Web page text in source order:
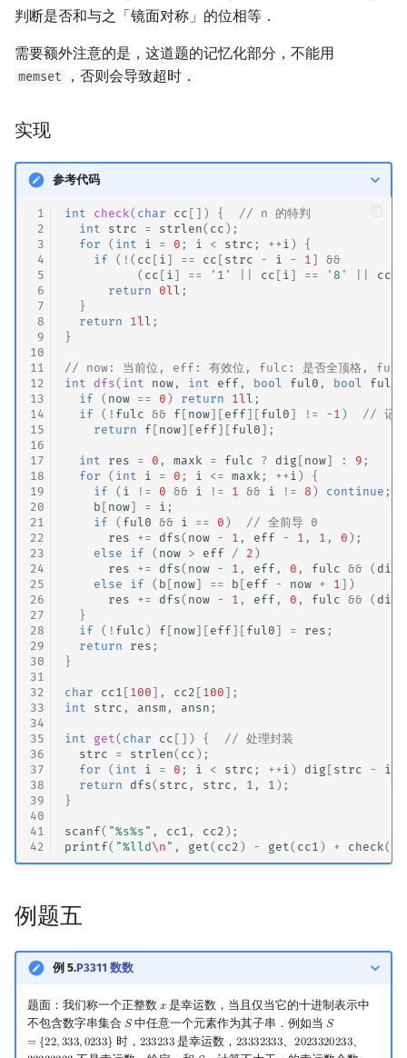
判断是否和与之「镜面对称」的位相等．
需要额外注意的是，这道题的记忆化部分，不能用
memset ，否则会导致超时．
实现
参考代码
1
2
3
4
5
6
7
8
9
10
11
12
13
14
15
16
17
18
19
20
21
22
23
24
25
26
27
28
29
30
31
32
33
34
35
36
37
38
39
40
41
42
int check( char cc []) {
// n 的特判
int
strc = strlen( cc );
for
( int i = 0 ; i < strc ; ++ i )
{
if
( ! ( cc [ i ] == cc [ strc - i - 1 ]
&&
( cc [ i ] == '1' cc [ i ] == '8' cc
return
0ll ;
}
return
1ll ;
}
// now: 当前位, eff: 有效位, fulc: 是否全顶格, ful0:
int
dfs( int now , int eff , bool ful0 , bool fulc
if
( now == 0 ) return 1ll ;
if
( ! fulc && f [ now][ eff ][ ful0 ] != -1 )
// 记
return
f [ now][ eff ][ ful0 ];
int res = 0 , maxk = fulc ? dig [ now] : 9 ;
for
( int i = 0 ; i <= maxk ; ++ i )
{
if
( i != 0 && i != 1 && i != 8 ) continue ;
b [ now] = i ;
if
( ful0 && i == 0 )
// 全前导 0
res
+= dfs( now - 1 , eff - 1 , 1 , 0 );
else
if ( now > eff / 2 )
res
+= dfs( now - 1 , eff , 0 , fulc && ( dig
else
if ( b [ now] == b [ eff - now + 1 ])
res
+= dfs( now - 1 , eff , 0 , fulc && ( dig
}
if
( ! fulc ) f [ now][ eff ][ ful0 ] = res ;
return
res ;
}
char cc1 [ 100 ], cc2 [ 100 ];
int
strc , ansm , ansn ;
int get ( char cc []) {
// 处理封装
strc
= strlen( cc );
for
( int i = 0 ; i < strc ; ++ i ) dig [ strc - i
return
dfs( strc , strc , 1 , 1 );
}
scanf( "%s%s" , cc1 , cc2 );
printf( "%lld\n " , get ( cc2 ) - get ( cc1 ) + check(
例题五
例 5.P3311 数数
题面：我们称一个正整数 𝑥
x是幸运数，当且仅当它的十进制表示中
不包含数字串集合 𝑆
S中任意一个元素作为其子串．例如当 𝑆
= {22,333,0233}
S=
时， 233233
233233是幸运数， 23332333
23332333 、2023320233
2023320233、